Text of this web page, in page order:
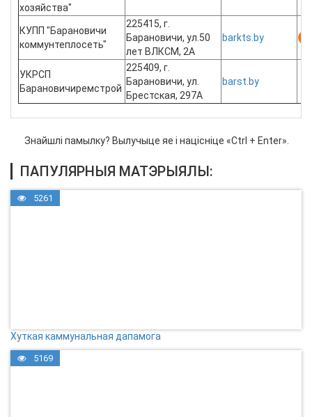
хозяйства"
КУПП "Барановичи
коммунтеплосеть"
225415, г.
Барановичи, ул.50
лет ВЛКСМ, 2А
barkts.by
УКРСП
Барановичиремстрой
225409, г.
Барановичи, ул.
Брестская, 297А
barst.by
Знайшлі памылку? Вылучыце яе і націсніце «Ctrl + Enter».
ПАПУЛЯРНЫЯ МАТЭРЫЯЛЫ:
5261
Хуткая каммунальная дапамога
5169